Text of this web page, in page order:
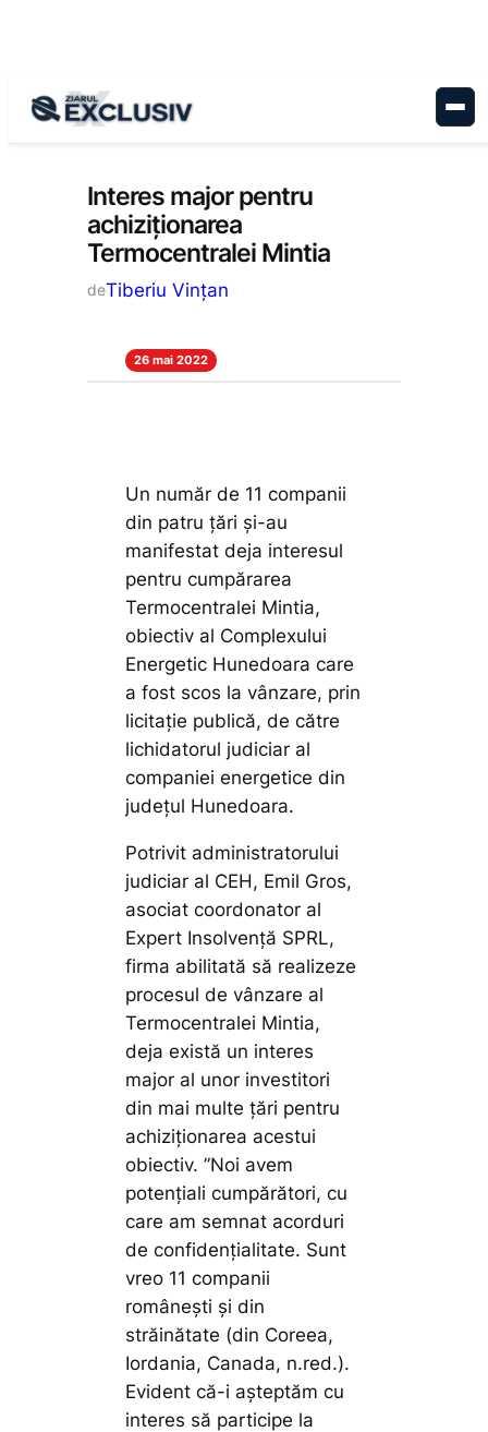
Economie, Stiri la zi
Interes major pentru
achiziționarea
Termocentralei Mintia
deTiberiu Vințan
26 mai 2022
Un număr de 11 companii
din patru ţări şi-au
manifestat deja interesul
pentru cumpărarea
Termocentralei Mintia,
obiectiv al Complexului
Energetic Hunedoara care
a fost scos la vânzare, prin
licitație publică, de către
lichidatorul judiciar al
companiei energetice din
județul Hunedoara.
Potrivit administratorului
judiciar al CEH, Emil Gros,
asociat coordonator al
Expert Insolvenţă SPRL,
firma abilitată să realizeze
procesul de vânzare al
Termocentralei Mintia,
deja există un interes
major al unor investitori
din mai multe țări pentru
achiziționarea acestui
obiectiv.”Noi avem
potenţiali cumpărători, cu
care am semnat acorduri
de confidenţialitate. Sunt
vreo 11 companii
româneşti şi din
străinătate (din Coreea,
Iordania, Canada, n.red.).
Evident că-i așteptăm cu
interes să participe la